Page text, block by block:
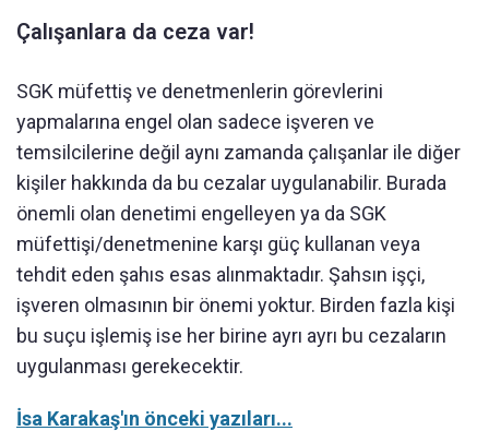
Çalışanlara da ceza var!
SGK müfettiş ve denetmenlerin görevlerini
yapmalarına engel olan sadece işveren ve
temsilcilerine değil aynı zamanda çalışanlar ile diğer
kişiler hakkında da bu cezalar uygulanabilir. Burada
önemli olan denetimi engelleyen ya da SGK
müfettişi/denetmenine karşı güç kullanan veya
tehdit eden şahıs esas alınmaktadır. Şahsın işçi,
işveren olmasının bir önemi yoktur. Birden fazla kişi
bu suçu işlemiş ise her birine ayrı ayrı bu cezaların
uygulanması gerekecektir.
İsa Karakaş'ın önceki yazıları...